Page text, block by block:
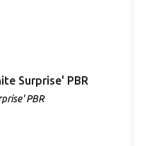
Surprise' PBR
PBR